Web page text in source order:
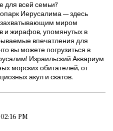
для всей семьи?
Иерусалима — здесь
захватывающим миром
и жирафов, упомянутых в
впечатления для
вы можете погрузиться в
Израильский Аквариум
морских обитателей, от
акул и скатов.
PM